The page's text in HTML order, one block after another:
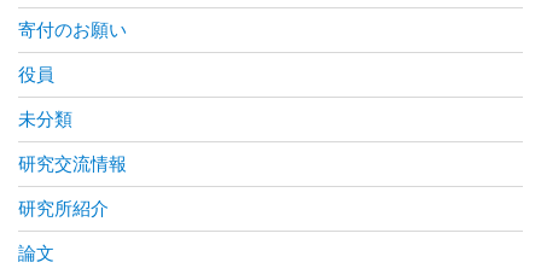
寄付のお願い
役員
未分類
研究交流情報
研究所紹介
論文